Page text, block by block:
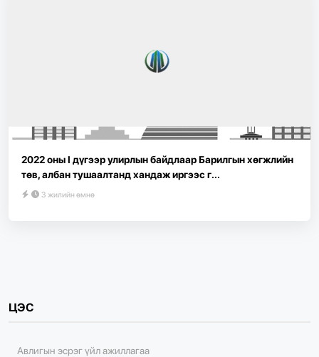
2022 оны I дүгээр улирлын байдлаар Барилгын хөгжлийн
төв, албан тушаалтанд хандаж иргээс г...
3 жилийн өмнө
ЦЭС
Авлигын эсрэг үйл ажиллагаа